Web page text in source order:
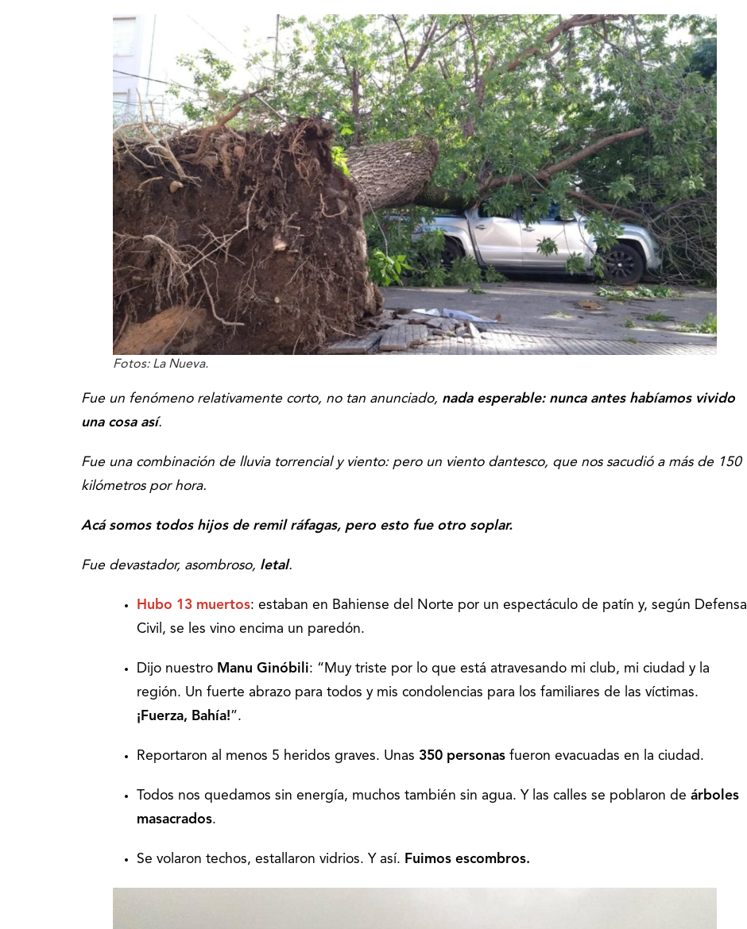
Fotos: La Nueva.
Fue un fenómeno relativamente corto, no tan anunciado, nada esperable: nunca antes habíamos vivido
una cosa así.
Fue una combinación de lluvia torrencial y viento: pero un viento dantesco, que nos sacudió a más de 150
kilómetros por hora.
Acá somos todos hijos de remil ráfagas, pero esto fue otro soplar.
Fue devastador, asombroso, letal.
Hubo 13 muertos: estaban en Bahiense del Norte por un espectáculo de patín y, según Defensa
Civil, se les vino encima un paredón.
Dijo nuestro Manu Ginóbili: “Muy triste por lo que está atravesando mi club, mi ciudad y la
región. Un fuerte abrazo para todos y mis condolencias para los familiares de las víctimas.
¡Fuerza, Bahía!”.
Reportaron al menos 5 heridos graves. Unas 350 personas fueron evacuadas en la ciudad.
Todos nos quedamos sin energía, muchos también sin agua. Y las calles se poblaron de árboles
masacrados.
Se volaron techos, estallaron vidrios. Y así. Fuimos escombros.